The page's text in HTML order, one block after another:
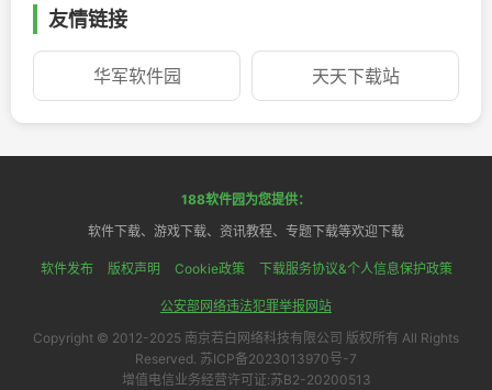
友情链接
华军软件园 天天下载站
188软件园为您提供：
软件下载、游戏下载、资讯教程、专题下载等欢迎下载
软件发布 版权声明 Cookie政策 下载服务协议&个人信息保护政策
公安部网络违法犯罪举报网站
Copyright © 2012-2025 南京若白网络科技有限公司 版权所有 All Rights
Reserved. 苏ICP备2023013970号-7
增值电信业务经营许可证:苏B2-20200513